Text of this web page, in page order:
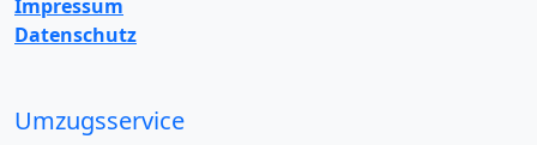
Impressum
Datenschutz
Umzugsservice